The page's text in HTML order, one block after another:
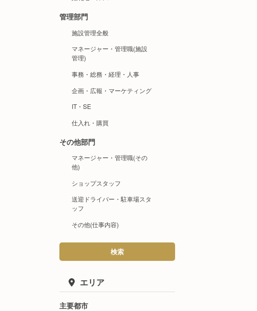
管理部門
施設管理全般
マネージャー・管理職(施設
管理)
事務・総務・経理・人事
企画・広報・マーケティング
IT・SE
仕入れ・購買
その他部門
マネージャー・管理職(その
他)
ショップスタッフ
送迎ドライバー・駐車場スタ
ッフ
その他(仕事内容)
検索
エリア
主要都市